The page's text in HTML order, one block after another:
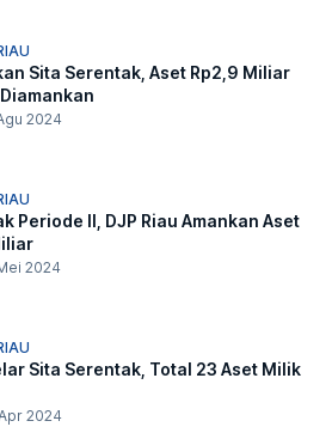
Sita Serentak, Aset Rp2,9 Miliar
2024
Periode II, DJP Riau Amankan Aset
2024
Sita Serentak, Total 23 Aset Milik
2024